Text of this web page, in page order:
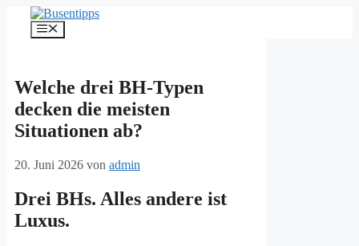
Inhalt
springen
Menü
Welche drei BH-Typen
decken die meisten
Situationen ab?
20. Juni 2026 von admin
Drei BHs. Alles andere ist
Luxus.